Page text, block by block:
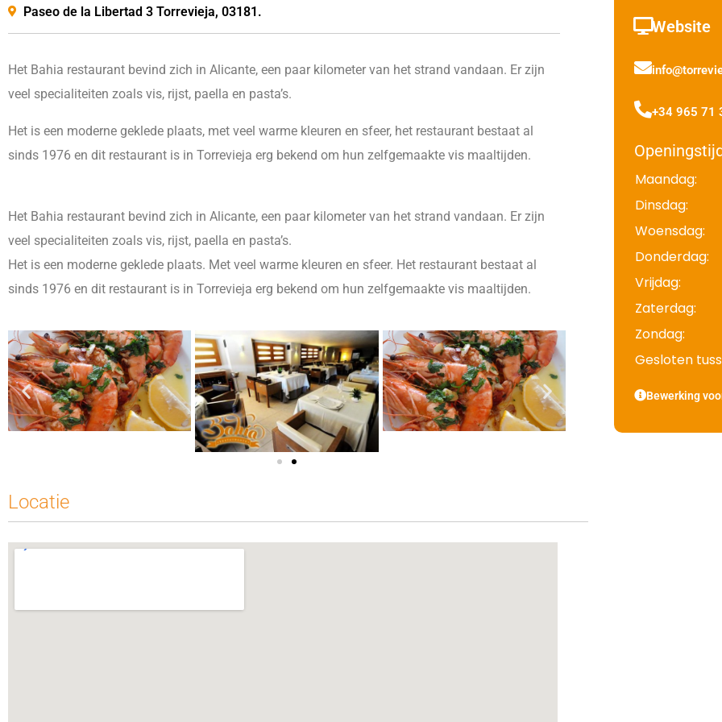
Paseo de la Libertad 3 Torrevieja, 03181.
Het Bahia restaurant bevind zich in Alicante, een paar kilometer van het strand vandaan. Er zijn
veel specialiteiten zoals vis, rijst, paella en pasta’s.
Het is een moderne geklede plaats, met veel warme kleuren en sfeer, het restaurant bestaat al
sinds 1976 en dit restaurant is in Torrevieja erg bekend om hun zelfgemaakte vis maaltijden.
Het Bahia restaurant bevind zich in Alicante, een paar kilometer van het strand vandaan. Er zijn
veel specialiteiten zoals vis, rijst, paella en pasta’s.
Het is een moderne geklede plaats. Met veel warme kleuren en sfeer. Het restaurant bestaat al
sinds 1976 en dit restaurant is in Torrevieja erg bekend om hun zelfgemaakte vis maaltijden.
Locatie
Website
+34 965 71
Maandag:
Dinsdag:
Woensdag:
Donderdag:
Vrijdag:
Zaterdag:
Zondag:
Gesloten
Bewerking